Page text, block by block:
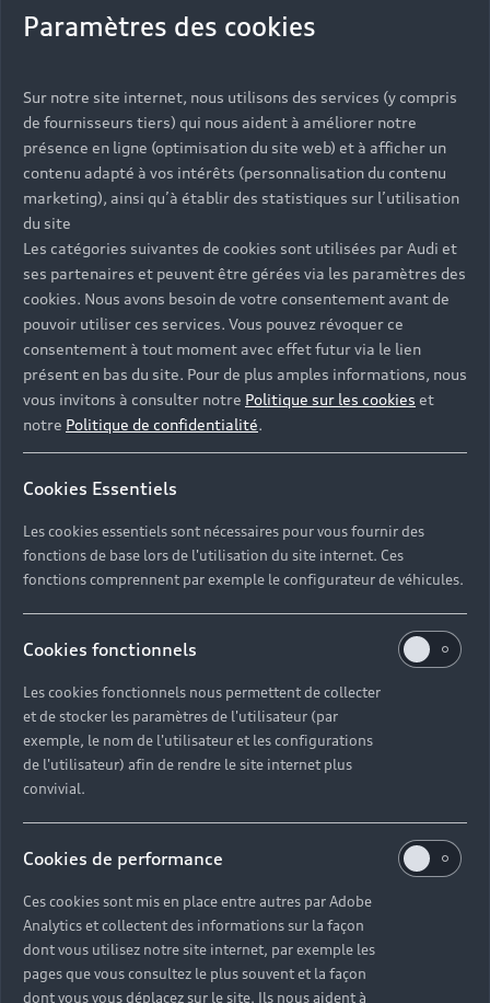
the tank fill level and can therefore measure the
information about the tank fill level of your
vehicle to the app as soon as you start your Audi.
You will then be asked if you want to record the
process.
You can enter information such as the fuel price
and miles driven in the Audi connect plug and play
app to keep an eye on your costs.
All refuelling instances you made and saved while
using the Audi DataPlug and the app will be
shown in the history.
You can enter the name of the petrol station. The
Audi connect plug and play app usually enters the
address automatically.
Retour en haut
Tous les modèles
Recherche de véhicules neufs
Véhicules d'occasion disponibles
Modèles
Achat et location
Voir nos véhicules disponibles
Votre Audi
Paramètres des cookies
Sur notre site internet, nous utilisons des services (y compris
de fournisseurs tiers) qui nous aident à améliorer notre
présence en ligne (optimisation du site web) et à afficher un
contenu adapté à vos intérêts (personnalisation du contenu
marketing), ainsi qu’à établir des statistiques sur l’utilisation
du site
Les catégories suivantes de cookies sont utilisées par Audi et
ses partenaires et peuvent être gérées via les paramètres des
cookies. Nous avons besoin de votre consentement avant de
pouvoir utiliser ces services. Vous pouvez révoquer ce
consentement à tout moment avec effet futur via le lien
présent en bas du site. Pour de plus amples informations, nous
vous invitons à consulter notre Politique sur les cookies et
notre Politique de confidentialité.
Cookies Essentiels
Les cookies essentiels sont nécessaires pour vous fournir des
fonctions de base lors de l'utilisation du site internet. Ces
fonctions comprennent par exemple le configurateur de véhicules.
Cookies fonctionnels
Les cookies fonctionnels nous permettent de collecter
et de stocker les paramètres de l'utilisateur (par
exemple, le nom de l'utilisateur et les configurations
de l'utilisateur) afin de rendre le site internet plus
convivial.
Cookies de performance
Ces cookies sont mis en place entre autres par Adobe
Analytics et collectent des informations sur la façon
dont vous utilisez notre site internet, par exemple les
pages que vous consultez le plus souvent et la façon
dont vous vous déplacez sur le site. Ils nous aident à